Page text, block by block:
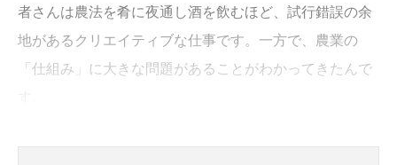
者さんは農法を肴に夜通し酒を飲むほど、試行錯誤の余
地があるクリエイティブな仕事です。一方で、農業の
「仕組み」に大きな問題があることがわかってきたんで